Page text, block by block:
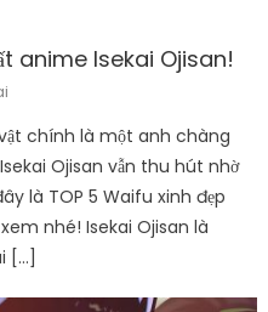
anime Isekai Ojisan!
chính là một anh chàng
Ojisan vẫn thu hút nhờ
là TOP 5 Waifu xinh đẹp
nhé! Isekai Ojisan là
[…]